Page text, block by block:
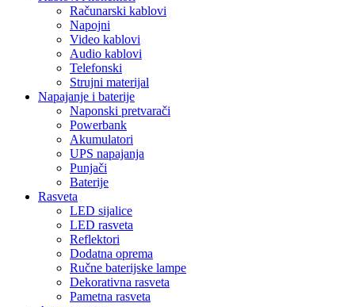
Računarski kablovi
Napojni
Video kablovi
Audio kablovi
Telefonski
Strujni materijal
Napajanje i baterije
Naponski pretvarači
Powerbank
Akumulatori
UPS napajanja
Punjači
Baterije
Rasveta
LED sijalice
LED rasveta
Reflektori
Dodatna oprema
Ručne baterijske lampe
Dekorativna rasveta
Pametna rasveta